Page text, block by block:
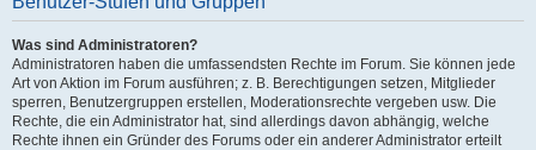
Was sind Administratoren?
Administratoren haben die umfassendsten Rechte im Forum. Sie können jede
Art von Aktion im Forum ausführen; z. B. Berechtigungen setzen, Mitglieder
sperren, Benutzergruppen erstellen, Moderationsrechte vergeben usw. Die
Rechte, die ein Administrator hat, sind allerdings davon abhängig, welche
Rechte ihnen ein Gründer des Forums oder ein anderer Administrator erteilt